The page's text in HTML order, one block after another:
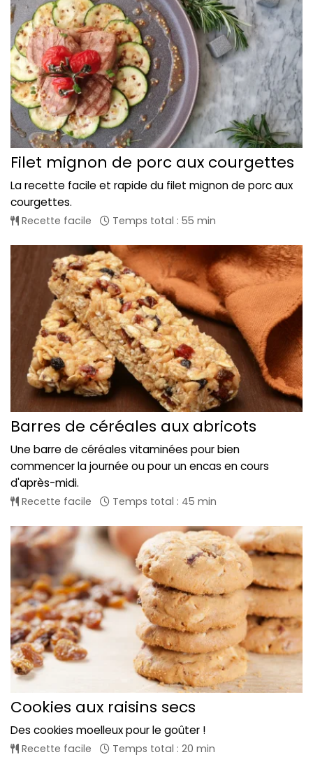
Filet mignon de porc aux courgettes
La recette facile et rapide du filet mignon de porc aux
courgettes.
Recette facile Temps total : 55 min
Barres de céréales aux abricots
Une barre de céréales vitaminées pour bien
commencer la journée ou pour un encas en cours
d'après-midi.
Recette facile Temps total : 45 min
Cookies aux raisins secs
Des cookies moelleux pour le goûter !
Recette facile Temps total : 20 min